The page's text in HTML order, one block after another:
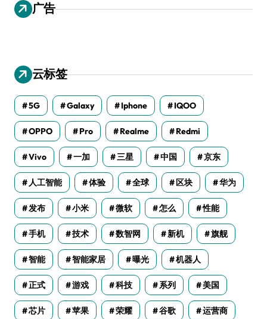
广告
云标签
5G Galaxy Iphone IQOO
OPPO Pro Realme Redmi
Vivo 一加 三星 中国 京东
人工智能 体验 全球 区块 华为
发布 小米 微软 怎么 性能
手机 技术 数智网 新机 旗舰
智能 智能家居 曝光 机器人
正式 游戏 科技 系列 美国
芯片 苹果 荣耀 谷歌 运营商